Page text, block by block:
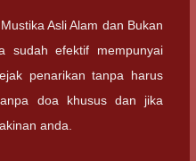
Asli Alam dan Bukan
sudah efektif mempunyai
penarikan tanpa harus
doa khusus dan jika
anda.